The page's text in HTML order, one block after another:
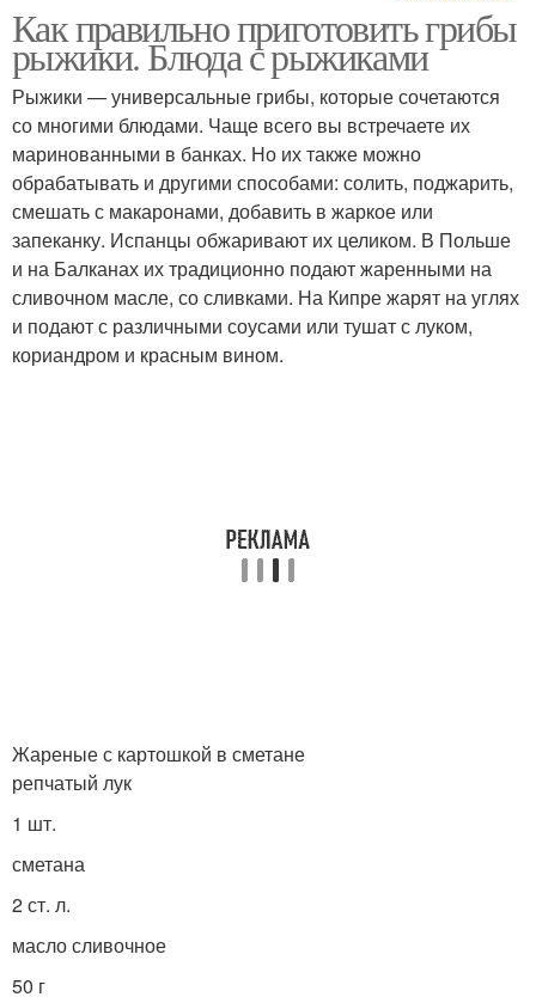
Грибов с сыром
Как правильно приготовить грибы
рыжики. Блюда с рыжиками
Рыжики — универсальные грибы, которые сочетаются
со многими блюдами. Чаще всего вы встречаете их
маринованными в банках. Но их также можно
обрабатывать и другими способами: солить, поджарить,
смешать с макаронами, добавить в жаркое или
запеканку. Испанцы обжаривают их целиком. В Польше
и на Балканах их традиционно подают жаренными на
сливочном масле, со сливками. На Кипре жарят на углях
и подают с различными соусами или тушат с луком,
кориандром и красным вином.
Жареные с картошкой в сметане
репчатый лук
1 шт.
сметана
2 ст. л.
масло сливочное
50 г